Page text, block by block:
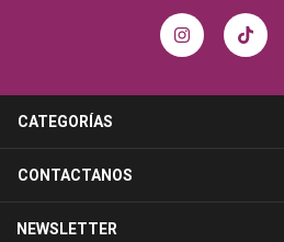
CATEGORÍAS
CONTACTANOS
NEWSLETTER